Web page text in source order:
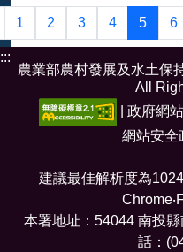
1 2 3 4 5 6
:::
農業部農村發展及水土保
All
政府網
網站安全
建議最佳解析度為
本署地址：54044 南投
話：